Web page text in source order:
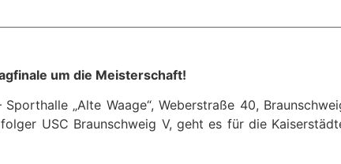
um die Meisterschaft!
„Alte Waage“, Weberstraße 40,
USC Braunschweig V, geht es für die